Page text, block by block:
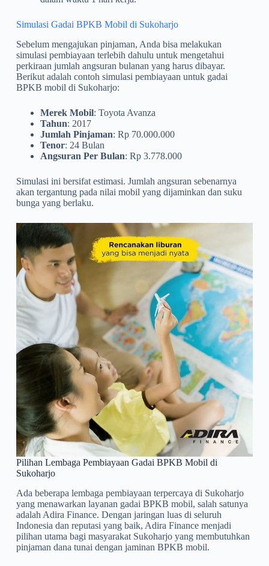
Simulasi Gadai BPKB Mobil di Sukoharjo
Sebelum mengajukan pinjaman, Anda bisa melakukan
simulasi pembiayaan terlebih dahulu untuk mengetahui
perkiraan jumlah angsuran bulanan yang harus dibayar.
Berikut adalah contoh simulasi pembiayaan untuk gadai
BPKB mobil di Sukoharjo:
Merek Mobil: Toyota Avanza
Tahun: 2017
Jumlah Pinjaman: Rp 70.000.000
Tenor: 24 Bulan
Angsuran Per Bulan: Rp 3.778.000
Simulasi ini bersifat estimasi. Jumlah angsuran sebenarnya
akan tergantung pada nilai mobil yang dijaminkan dan suku
bunga yang berlaku.
Pilihan Lembaga Pembiayaan Gadai BPKB Mobil di
Sukoharjo
Ada beberapa lembaga pembiayaan terpercaya di Sukoharjo
yang menawarkan layanan gadai BPKB mobil, salah satunya
adalah Adira Finance. Dengan jaringan luas di seluruh
Indonesia dan reputasi yang baik, Adira Finance menjadi
pilihan utama bagi masyarakat Sukoharjo yang membutuhkan
pinjaman dana tunai dengan jaminan BPKB mobil.